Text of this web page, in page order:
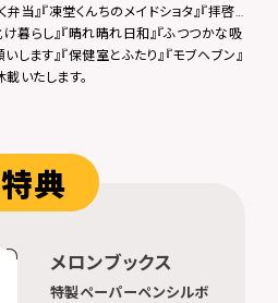
弁当』『凍堂くんちのメイドショタ』『拝啓…
暮らし』『晴れ晴れ日和』『ふつつかな吸
します』『保健室とふたり』『モブヘブン』
載いたします。
特典
メロンブックス
特製ペーパーペンシルボ